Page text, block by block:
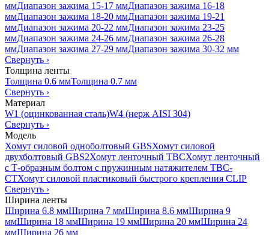
ммДиапазон зажима 15-17 ммДиапазон зажима 16-18
ммДиапазон зажима 18-20 ммДиапазон зажима 19-21
ммДиапазон зажима 20-22 ммДиапазон зажима 23-25
ммДиапазон зажима 24-26 ммДиапазон зажима 26-28
ммДиапазон зажима 27-29 ммДиапазон зажима 30-32 мм
Свернуть ›
Толщина ленты
Толщина 0.6 ммТолщина 0.7 мм
Свернуть ›
Материал
W1 (оцинкованная сталь)W4 (нерж AISI 304)
Свернуть ›
Модель
Хомут силовой одноболтовый GBSХомут силовой
двухболтовый GBS2Хомут ленточный TBCХомут ленточный
с Т-образным болтом с пружинным натяжителем TBC-
CTХомут силовой пластиковый быстрого крепления CLIP
Свернуть ›
Ширина ленты
Ширина 6.8 ммШирина 7 ммШирина 8.6 ммШирина 9
ммШирина 18 ммШирина 19 ммШирина 20 ммШирина 24
ммШирина 26 мм